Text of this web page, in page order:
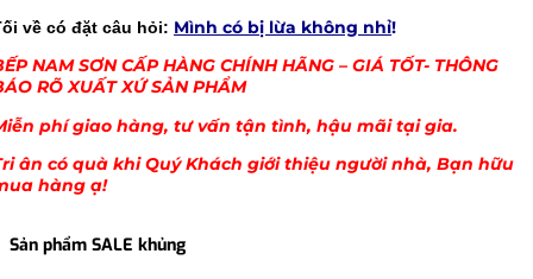
về có đặt câu hỏi: Mình có bị lừa không nhỉ!
NAM SƠN CẤP HÀNG CHÍNH HÃNG – GIÁ TỐT- THÔNG
RÕ XUẤT XỨ SẢN PHẨM
phí giao hàng, tư vấn tận tình, hậu mãi tại gia.
ân có quà khi Quý Khách giới thiệu người nhà, Bạn hữu
hàng ạ!
Sản phẩm SALE khủng